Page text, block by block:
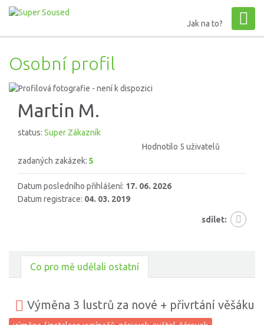
Jak na to?
Osobní profil
Martin M.
status: Super Zákazník
Hodnotilo 5 uživatelů
zadaných zakázek: 5
Datum posledního přihlášení: 17. 06. 2026
Datum registrace: 04. 03. 2019
sdílet:
Co pro mě udělali ostatní
Výměna 3 lustrů za nové + přivrtání věšáku